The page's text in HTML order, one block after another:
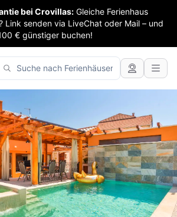
bei Crovillas: Gleiche Ferienhaus
Link senden via LiveChat oder Mail – und
€ günstiger buchen!